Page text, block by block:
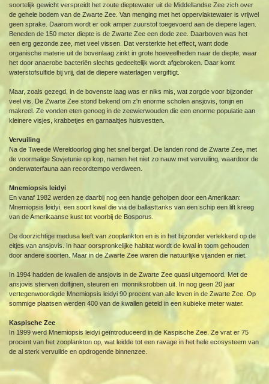
soortelijk gewicht verspreidt het zoute dieptewater uit de Middellandse Zee zich over
de gehele bodem van de Zwarte Zee. Van menging met het oppervlaktewater is vrijwel
geen sprake. Daarom wordt er ook amper zuurstof toegevoerd aan de diepere lagen.
Beneden de 150 meter diepte is de Zwarte Zee een dode zee. Daarboven was het
een erg gezonde zee, met veel vissen. Dat versterkte het effect, want dode
organische materie uit de bovenlaag zinkt in grote hoeveelheden naar de diepte, waar
het door anaerobe bacteriën slechts gedeeltelijk wordt afgebroken. Daar komt
waterstofsulfide bij vrij, dat de diepere waterlagen vergiftigt.
Maar, zoals gezegd, in de bovenste laag was er niks mis, wat zorgde voor bijzonder
veel vis. De Zwarte Zee stond bekend om z'n enorme scholen ansjovis, tonijn en
makreel. Ze vonden eten genoeg in de zeewierwouden die een enorme populatie aan
kleinere visjes, krabbetjes en garnaaltjes huisvestten.
Vervuiling
Na de Tweede Wereldoorlog ging het snel bergaf. De landen rond de Zwarte Zee, met
de voormalige Sovjetunie op kop, namen het niet zo nauw met vervuiling, waardoor de
onderwaterfauna aan recordtempo verdween.
Mnemiopsis leidyi
En vanaf 1982 werden ze daarbij nog een handje geholpen door een Amerikaan:
Mnemiopsis leidyi, een soort kwal die via de ballasttanks van een schip een lift kreeg
van de Amerikaanse kust tot voorbij de Bosporus.
De doorzichtige medusa leeft van zooplankton en is in het bijzonder verlekkerd op de
eitjes van ansjovis. In haar oorspronkelijke habitat wordt de kwal in toom gehouden
door andere soorten. Maar in de Zwarte Zee waren die natuurlijke vijanden er niet.
In 1994 hadden de kwallen de ansjovis in de Zwarte Zee quasi uitgemoord. Met de
ansjovis stierven dolfijnen, steuren en monniksrobben uit. In nog geen 20 jaar
vertegenwoordigde Mnemiopsis leidyi 90 procent van alle leven in de Zwarte Zee. Op
sommige plaatsen werden 400 van de kwallen geteld in een kubieke meter water.
Kaspische Zee
In 1999 werd Mnemiopsis leidyi geïntroduceerd in de Kaspische Zee. Ze vrat er 75
procent van het zooplankton op, wat leidde tot een ravage in het hele ecosysteem van
de al sterk vervuilde en opdrogende binnenzee.